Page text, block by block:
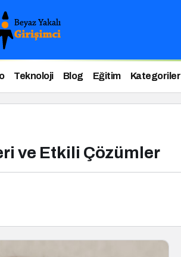
Teknoloji Blog Eğitim Kategoriler
ve Etkili Çözümler